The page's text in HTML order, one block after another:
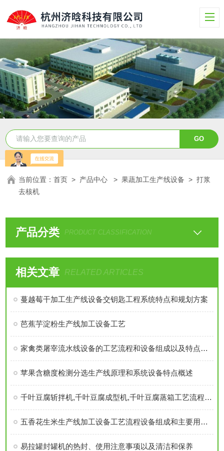
当前位置：首页 > 产品中心 >果蔬加工生产线设备 >打浆
去核机
产品分类 PRODUCT CLASSIFICATION
相关文章 RELATED ARTICLES
蔓越莓干加工生产线设备交钥匙工程系统特点和规划方案
芭蕉芋淀粉生产线加工设备工艺
家禽类屠宰流水线设备的工艺流程和设备组成以及特点介绍
苹果含糖度检测分选生产线原理和系统设备特点概述
千叶豆腐斩拌机,千叶豆腐成型机,千叶豆腐蒸箱工艺流程和生产设备优势介绍
五香花生米生产线加工设备工艺流程设备组成和主要用途详细介绍
易拉罐封罐机的热封、使用注意事项以及清洁和保养